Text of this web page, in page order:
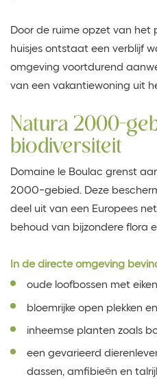
Door de ruime opzet van het
huisjes ontstaat een verblijf
omgeving voortdurend
van een vakantiewoning uit
Natura 2000-
biodiversiteit
Domaine le Boulac grenst
2000-gebied. Deze
deel uit van een Europees
behoud van bijzondere flora
In de directe omgeving
oude loofbossen met
bloemrijke open plekken
inheemse planten zoals
een gevarieerd
dassen, amfibieën en